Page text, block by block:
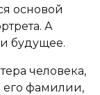
основой
А
будущее.
человека,
его фамилии,